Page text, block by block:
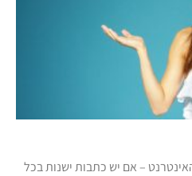
– אם יש כתבות ישנות בכל